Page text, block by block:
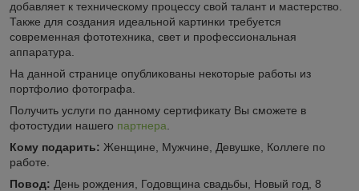
добавляет к техническому процессу свой талант и мастерство.
Также для создания идеальной картинки требуется
современная фототехника, свет и профессиональная
аппаратура.
На данной странице опубликованы некоторые работы из
портфолио фотографа.
Получить услуги по данному сертификату Вы сможете в
фотостудии нашего партнера
Кому подарить: Женщине, Мужчине, Девушке, Коллеге по
работе.
Повод: День рождения, Годовщина свадьбы, Новый год, 8